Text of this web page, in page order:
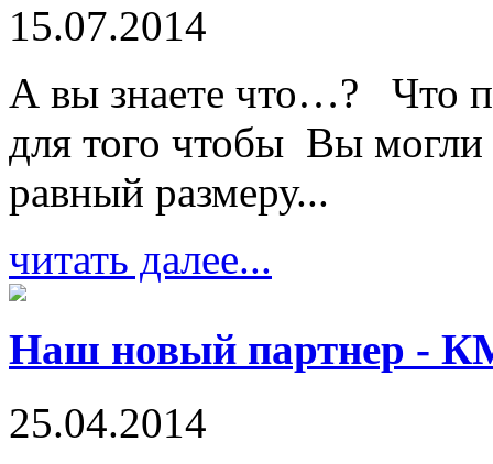
15.07.2014
А вы знаете что…? Что
для того чтобы Вы могли
равный размеру...
читать далее...
Наш новый партнер -
25.04.2014